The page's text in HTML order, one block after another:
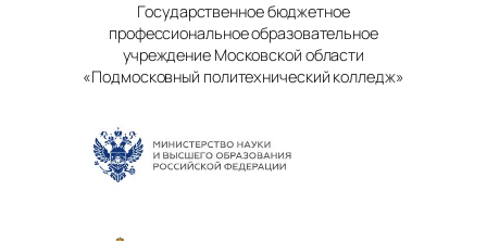
Государственное бюджетное
профессиональное образовательное
учреждение Московской области
«Подмосковный политехнический колледж»